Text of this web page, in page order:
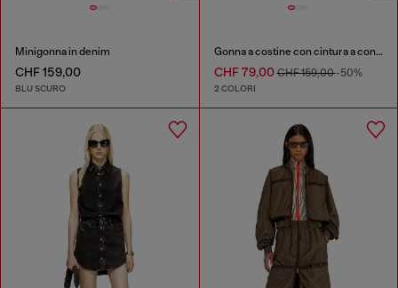
Minigonna in denim
CHF 159,00
BLU SCURO
Gonna a costine con cintura a contrasto
CHF 79,00CHF 159,00-50%
2 COLORI